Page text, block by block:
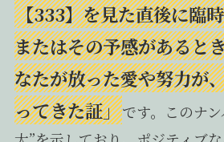
【333】を見た直後に臨
またはその予感があると
なたが放った愛や努力が
ってきた証」です。このナ